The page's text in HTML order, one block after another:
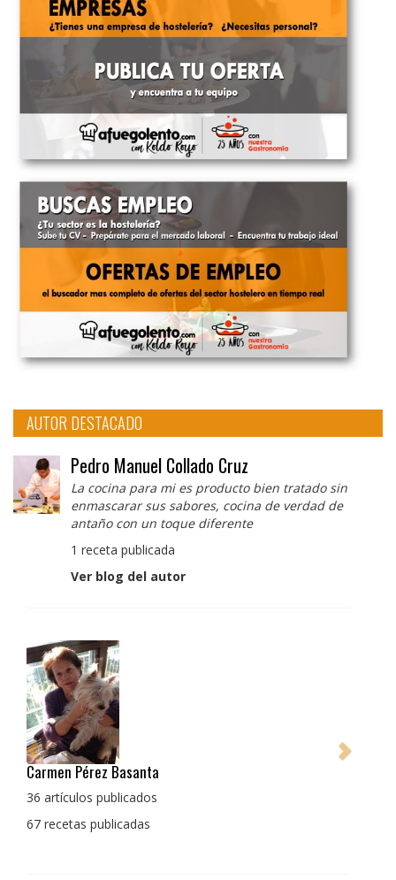
AUTOR DESTACADO
Pedro Manuel Collado Cruz
La cocina para mi es producto bien tratado sin
enmascarar sus sabores, cocina de verdad de
antaño con un toque diferente
1 receta publicada
Ver blog del autor
Pedro Manuel Collado Cruz
La cocina para mi es producto bien tratado sin
con un toque diferente